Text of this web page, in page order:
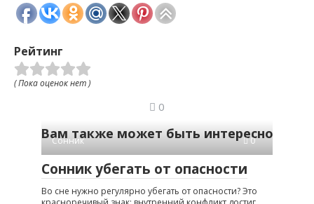
Рейтинг
( Пока оценок нет )
0
Вам также может быть интересно
Сонник 0
Сонник убегать от опасности
Во сне нужно регулярно убегать от опасности? Это